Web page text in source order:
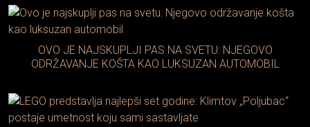
OVO JE NAJSKUPLJI PAS NA SVETU: NJEGOVO
ODRŽAVANJE KOŠTA KAO LUKSUZAN AUTOMOBIL